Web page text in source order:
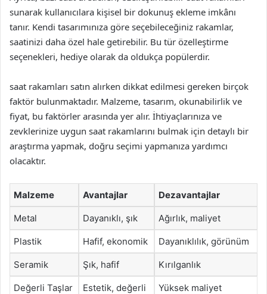
sunarak kullanıcılara kişisel bir dokunuş ekleme imkânı
tanır. Kendi tasarımınıza göre seçebileceğiniz rakamlar,
saatinizi daha özel hale getirebilir. Bu tür özelleştirme
seçenekleri, hediye olarak da oldukça popülerdir.
saat rakamları satın alırken dikkat edilmesi gereken birçok
faktör bulunmaktadır. Malzeme, tasarım, okunabilirlik ve
fiyat, bu faktörler arasında yer alır. İhtiyaçlarınıza ve
zevklerinize uygun saat rakamlarını bulmak için detaylı bir
araştırma yapmak, doğru seçimi yapmanıza yardımcı
olacaktır.
Malzeme Avantajlar Dezavantajlar
Metal Dayanıklı, şık Ağırlık, maliyet
Plastik Hafif, ekonomik Dayanıklılık, görünüm
Seramik Şık, hafif Kırılganlık
Değerli Taşlar Estetik, değerli Yüksek maliyet